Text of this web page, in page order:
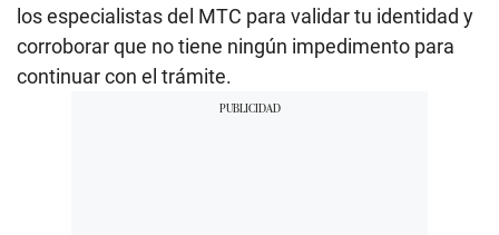
los especialistas del MTC para validar tu identidad y
corroborar que no tiene ningún impedimento para
continuar con el trámite.